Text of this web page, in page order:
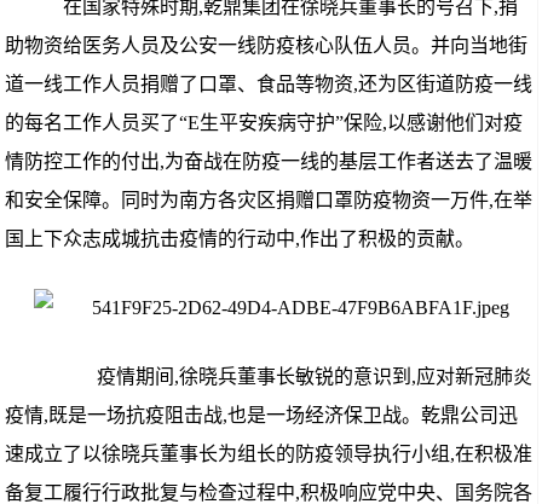
在国家特殊时期,乾鼎集团在徐晓兵董事长的号召下,捐
助物资给医务人员及公安一线防疫核心队伍人员。并向当地街
道一线工作人员捐赠了口罩、食品等物资,还为区街道防疫一线
的每名工作人员买了“E生平安疾病守护”保险,以感谢他们对疫
情防控工作的付出,为奋战在防疫一线的基层工作者送去了温暖
和安全保障。同时为南方各灾区捐赠口罩防疫物资一万件,在举
国上下众志成城抗击疫情的行动中,作出了积极的贡献。
疫情期间,徐晓兵董事长敏锐的意识到,应对新冠肺炎
疫情,既是一场抗疫阻击战,也是一场经济保卫战。乾鼎公司迅
速成立了以徐晓兵董事长为组长的防疫领导执行小组,在积极准
备复工履行行政批复与检查过程中,积极响应党中央、国务院各